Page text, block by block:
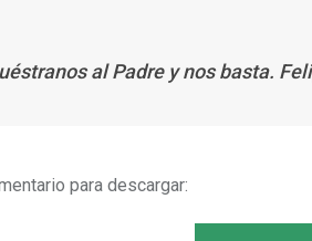
al Padre y nos basta.
para descargar: